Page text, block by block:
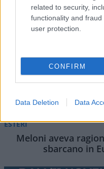
related to security,
functionality and
user protection.
CONFIRM
Data Deletion Data
ESTERI
Meloni aveva
sbarcano in